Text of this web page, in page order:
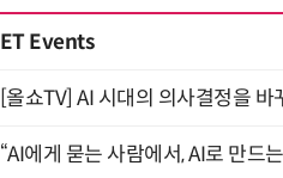
ET Events
[올쇼TV] AI 시대의 의사결정을
“AI에게 묻는 사람에서, AI로 만드